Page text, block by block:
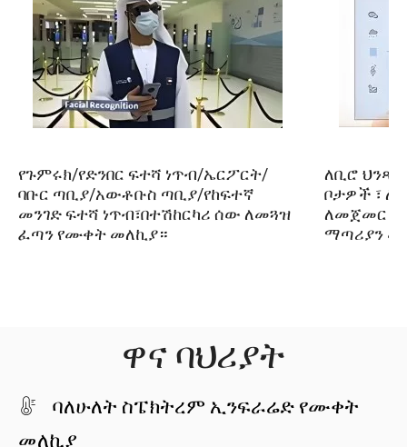
የጉምሩክ/የድንበር ፍተሻ ነጥብ/ኤርፖርት/
ባቡር ጣቢያ/አውቶቡስ ጣቢያ/የከፍተኛ
መንገድ ፍተሻ ነጥብ፣በተሽከርካሪ ሰው ለመጓዝ
ፈጣን የሙቀት መለኪያ።
ለቢሮ ህንጻ
ቦታዎች ፣
ለመጀመር ፣
ማጣሪያን
ዋና ባህሪያት

ባለሁለት ስፔክትረም ኢንፍራሬድ የሙቀት
መለኪያ